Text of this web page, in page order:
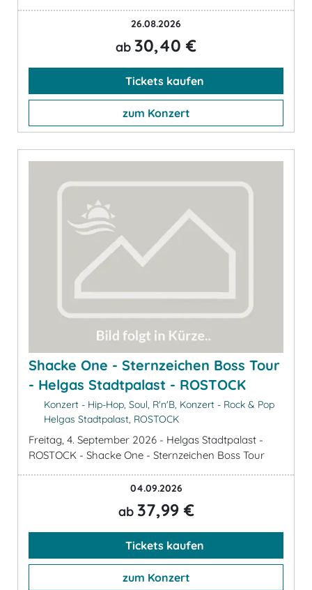
26.08.2026
ab 30,40 €
Tickets kaufen
zum Konzert
Shacke One - Sternzeichen Boss Tour
- Helgas Stadtpalast - ROSTOCK
Konzert - Hip-Hop, Soul, R'n'B, Konzert - Rock & Pop
Helgas Stadtpalast, ROSTOCK
Freitag, 4. September 2026 - Helgas Stadtpalast -
ROSTOCK - Shacke One - Sternzeichen Boss Tour
04.09.2026
ab 37,99 €
Tickets kaufen
zum Konzert